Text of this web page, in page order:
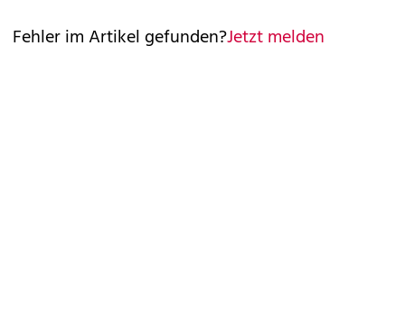
Fehler im Artikel gefunden?Jetzt melden